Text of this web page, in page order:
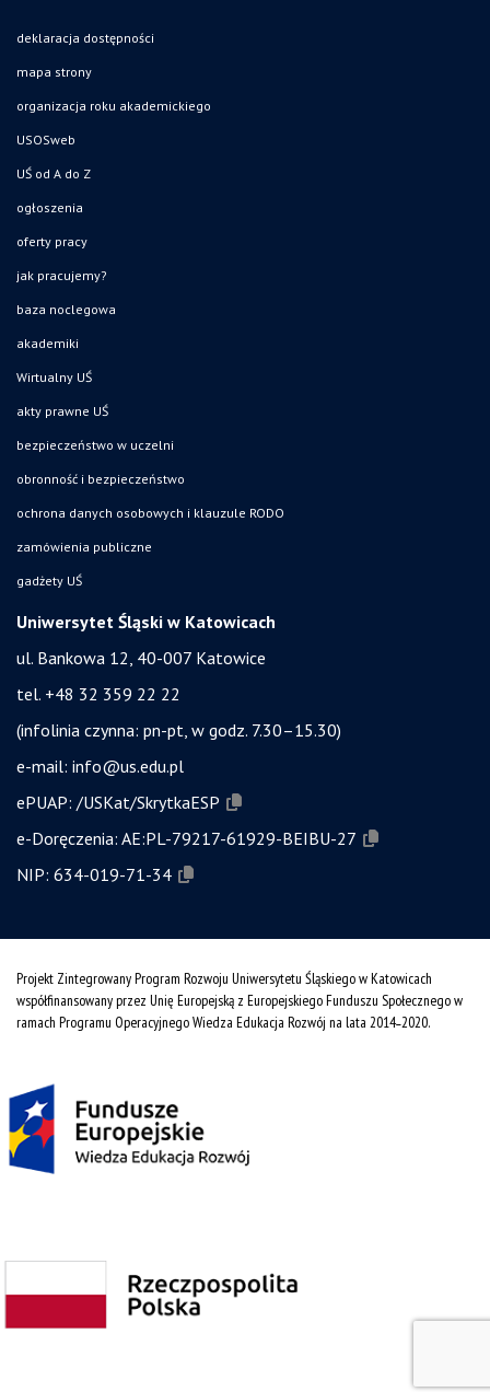
deklaracja dostępności
mapa strony
organizacja roku akademickiego
USOSweb
UŚ od A do Z
ogłoszenia
oferty pracy
jak pracujemy?
baza noclegowa
akademiki
Wirtualny UŚ
akty prawne UŚ
bezpieczeństwo w uczelni
obronność i bezpieczeństwo
ochrona danych osobowych i klauzule RODO
zamówienia publiczne
gadżety UŚ
Uniwersytet Śląski w Katowicach
ul. Bankowa 12, 40-007 Katowice
tel. +48 32 359 22 22
(infolinia czynna: pn-pt, w godz. 7.30–15.30)
e-mail: info@us.edu.pl
ePUAP: /USKat/SkrytkaESP
e-Doręczenia: AE:PL-79217-61929-BEIBU-27
NIP: 634-019-71-34
Projekt Zintegrowany Program Rozwoju Uniwersytetu Śląskiego w Katowicach
współfinansowany przez Unię Europejską z Europejskiego Funduszu Społecznego w
ramach Programu Operacyjnego Wiedza Edukacja Rozwój na lata 2014˗2020.